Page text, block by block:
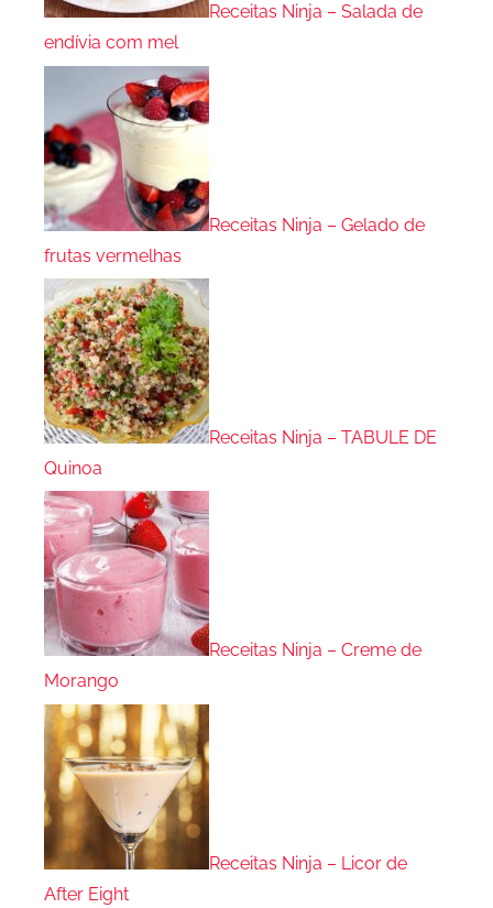
Receitas Ninja – Salada de
endívia com mel
Receitas Ninja – Gelado de
frutas vermelhas
Receitas Ninja – TABULE DE
Quinoa
Receitas Ninja – Creme de
Morango
Receitas Ninja – Licor de
After Eight